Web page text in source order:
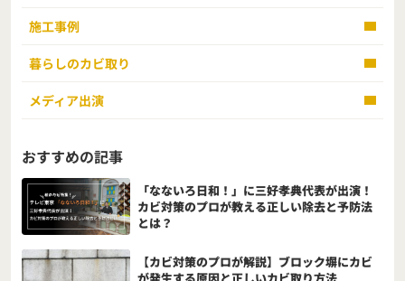
施工事例
暮らしのカビ取り
メディア出演
おすすめの記事
「なないろ日和！」に三好孝典代表が出演！
カビ対策のプロが教える正しい除去と予防法
とは？
【カビ対策のプロが解説】ブロック塀にカビ
が発生する原因と正しいカビ取り方法